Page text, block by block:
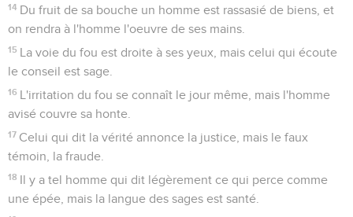
14 Du fruit de sa bouche un homme est rassasié de biens, et
on rendra à l'homme l'oeuvre de ses mains.
15 La voie du fou est droite à ses yeux, mais celui qui écoute
le conseil est sage.
16 L'irritation du fou se connaît le jour même, mais l'homme
avisé couvre sa honte.
17 Celui qui dit la vérité annonce la justice, mais le faux
témoin, la fraude.
18 Il y a tel homme qui dit légèrement ce qui perce comme
une épée, mais la langue des sages est santé.